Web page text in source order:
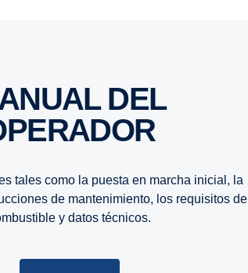
tales como la puesta en marcha inicial, la
de mantenimiento, los requisitos de
y datos técnicos.